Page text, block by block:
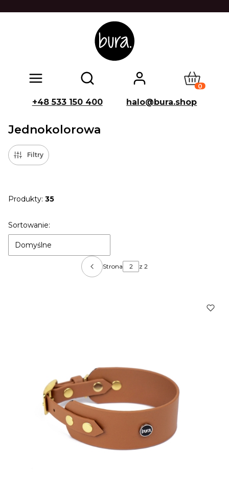
Otwórz wyszukiwarkę Produkty
+48 533 150 400 halo@bura.shop
Jednokolorowa
Filtry
Produkty: 35
Lista produktów
Sortowanie:
Domyślne
Poprzednie produkty
Strona z 2